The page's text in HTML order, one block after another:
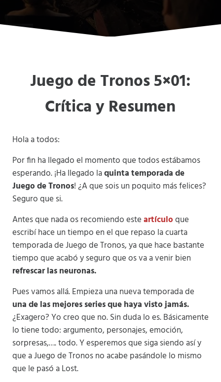
Juego de Tronos 5×01:
Crítica y Resumen
Hola a todos:
Por fin ha llegado el momento que todos estábamos
esperando. ¡Ha llegado laquinta temporada de
Juego de Tronos! ¿A que sois un poquito más felices?
Seguro que si.
Antes que nada os recomiendo esteartículoque
escribí hace un tiempo en el que repaso la cuarta
temporada de Juego de Tronos, ya que hace bastante
tiempo que acabó y seguro que os va a venir bien
refrescar las neuronas.
Pues vamos allá. Empieza una nueva temporada de
una de las mejores series que haya visto jamás.
¿Exagero? Yo creo que no. Sin duda lo es. Básicamente
lo tiene todo: argumento, personajes, emoción,
sorpresas,…. todo. Y esperemos que siga siendo así y
que a Juego de Tronos no acabe pasándole lo mismo
que le pasó a Lost.